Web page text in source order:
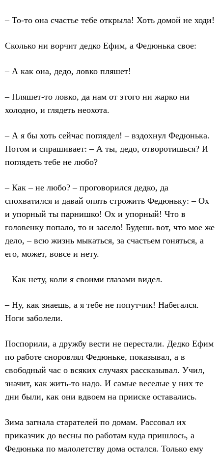
– То-то она счастье тебе открыла! Хоть домой не ходи!
Сколько ни ворчит дедко Ефим, а Федюнька свое:
– А как она, дедо, ловко пляшет!
– Пляшет-то ловко, да нам от этого ни жарко ни
холодно, и глядеть неохота.
– А я бы хоть сейчас поглядел! – вздохнул Федюнька.
Потом и спрашивает: – А ты, дедо, отворотишься? И
поглядеть тебе не любо?
– Как – не любо? – проговорился дедко, да
спохватился и давай опять строжить Федюньку: – Ох
и упорный ты парнишко! Ох и упорный! Что в
головенку попало, то и засело! Будешь вот, что мое же
дело, – всю жизнь мыкаться, за счастьем гоняться, а
его, может, вовсе и нету.
– Как нету, коли я своими глазами видел.
– Ну, как знаешь, а я тебе не попутчик! Набегался.
Ноги заболели.
Поспорили, а дружбу вести не перестали. Дедко Ефим
по работе сноровлял Федюньке, показывал, а в
свободный час о всяких случаях рассказывал. Учил,
значит, как жить-то надо. И самые веселые у них те
дни были, как они вдвоем на прииске оставались.
Зима загнала старателей по домам. Рассовал их
приказчик до весны по работам куда пришлось, а
Федюнька по малолетству дома остался. Только ему